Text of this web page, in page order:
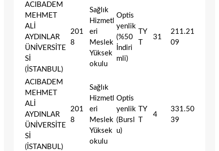
ACIBADEM
MEHMET
ALİ
AYDINLAR
ÜNİVERSİTE
Sİ
(İSTANBUL)
201
8
Sağlık
Hizmetl
eri
Meslek
Yüksek
okulu
Optis
yenlik
(%50
İndiri
mli)
TY
T
31
211.21
09
ACIBADEM
MEHMET
ALİ
AYDINLAR
ÜNİVERSİTE
Sİ
(İSTANBUL)
201
8
Sağlık
Hizmetl
eri
Meslek
Yüksek
okulu
Optis
yenlik
(Bursl
u)
TY
T
4
331.50
39